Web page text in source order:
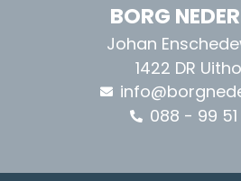
BORG
Johan
1422 DR
088 - 99